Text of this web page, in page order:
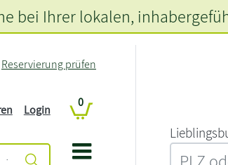
Reservierung prüfen
Login
0
bei Ihrer lokalen,